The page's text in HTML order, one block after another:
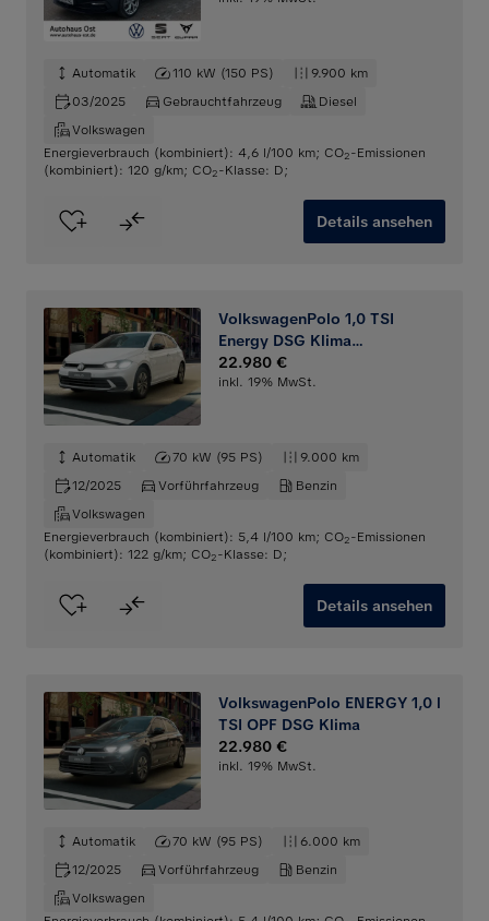
Automatik 110 kW (150 PS)
9.900 km
03/2025
Gebrauchtfahrzeug
Diesel
Volkswagen
Energieverbrauch (kombiniert): 4,6 l/100 km; CO2-Emissionen
(kombiniert): 120 g/km; CO2-Klasse: D;
Details ansehen
VolkswagenPolo 1,0 TSI
Energy DSG Klima
Rückfahrkamera
22.980 €
inkl. 19% MwSt.
Automatik 70 kW (95 PS)
9.000 km
12/2025
Vorführfahrzeug
Benzin
Volkswagen
Energieverbrauch (kombiniert): 5,4 l/100 km; CO2-Emissionen
(kombiniert): 122 g/km; CO2-Klasse: D;
Details ansehen
VolkswagenPolo ENERGY 1,0 l
TSI OPF DSG Klima
22.980 €
inkl. 19% MwSt.
Automatik 70 kW (95 PS)
6.000 km
12/2025
Vorführfahrzeug
Benzin
Volkswagen